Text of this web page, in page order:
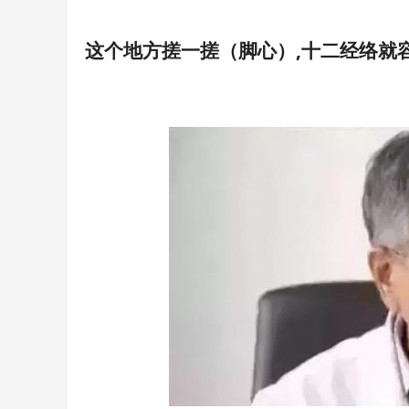
这个地方搓一搓（脚心）,十二经络就